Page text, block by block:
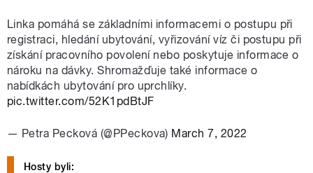
Linka pomáhá se základními informacemi o postupu při
registraci, hledání ubytování, vyřizování víz či postupu při
získání pracovního povolení nebo poskytuje informace o
nároku na dávky. Shromažďuje také informace o
nabídkách ubytování pro uprchlíky.
pic.twitter.com/52K1pdBtJF
— Petra Pecková (@PPeckova) March 7, 2022
Hosty byli: